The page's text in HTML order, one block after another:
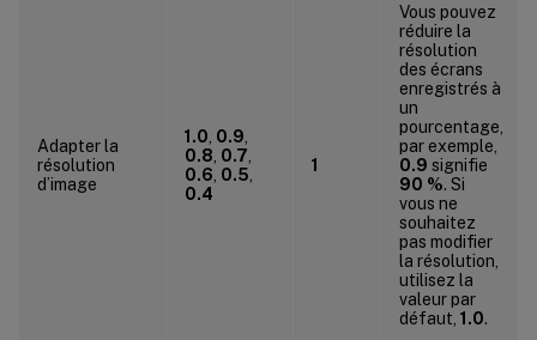
Adapter la
résolution
d’image
1.0 0.9
0.8 0.7
0.6 0.5
0.4
1
Vous pouvez
réduire la
résolution
des écrans
enregistrés à
un
pourcentage,
par exemple,
0.9 signifie
90 %. Si
vous ne
souhaitez
pas modifier
la résolution,
utilisez la
valeur par
défaut, 1.0.